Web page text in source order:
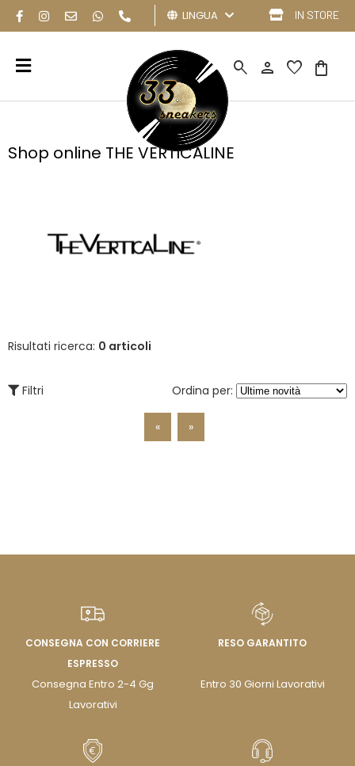
LINGUA IN STORE
search person favorite shopping_bag
Shop online THE VERTICALINE
Risultati ricerca: 0 articoli
Filtri Ordina per:
« »
CONSEGNA CON CORRIERE
ESPRESSO
Consegna Entro 2-4 Gg
Lavorativi
RESO GARANTITO
Entro 30 Giorni Lavorativi